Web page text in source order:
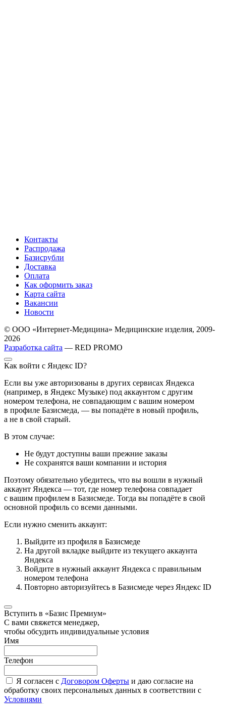
Контакты
Распродажа
Базисрубли
Доставка
Оплата
Как оформить заказ
Карта сайта
Вакансии
Новости
© ООО «Интернет-Медицина» Медицинские изделия, 2009-
2026
Разработка сайта — RED PROMO
Как войти с Яндекс ID?
Если вы уже авторизованы в других сервисах Яндекса
(например, в Яндекс Музыке) под аккаунтом с другим
номером телефона, не совпадающим с вашим номером
в профиле Базисмеда, — вы попадёте в новый профиль,
а не в свой старый.
В этом случае:
Не будут доступны ваши прежние заказы
Не сохранятся ваши компании и история
Поэтому обязательно убедитесь, что вы вошли в нужный
аккаунт Яндекса — тот, где номер телефона совпадает
с вашим профилем в Базисмеде. Тогда вы попадёте в свой
основной профиль со всеми данными.
Если нужно сменить аккаунт:
Выйдите из профиля в Базисмеде
На другой вкладке выйдите из текущего аккаунта
Яндекса
Войдите в нужный аккаунт Яндекса с правильным
номером телефона
Повторно авторизуйтесь в Базисмеде через Яндекс ID
Вступить в «Базис Премиум»
С вами свяжется менеджер,
чтобы обсудить индивидуальные условия
Имя
Телефон
Я согласен с Договором Оферты и даю согласие на
обработку своих персональных данных в соответствии с
Условиями